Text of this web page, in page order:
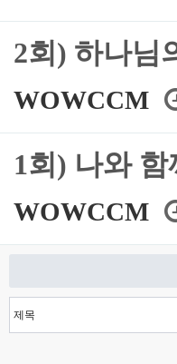
2회) 하나님
WOWCCM
1회) 나와
WOWCCM